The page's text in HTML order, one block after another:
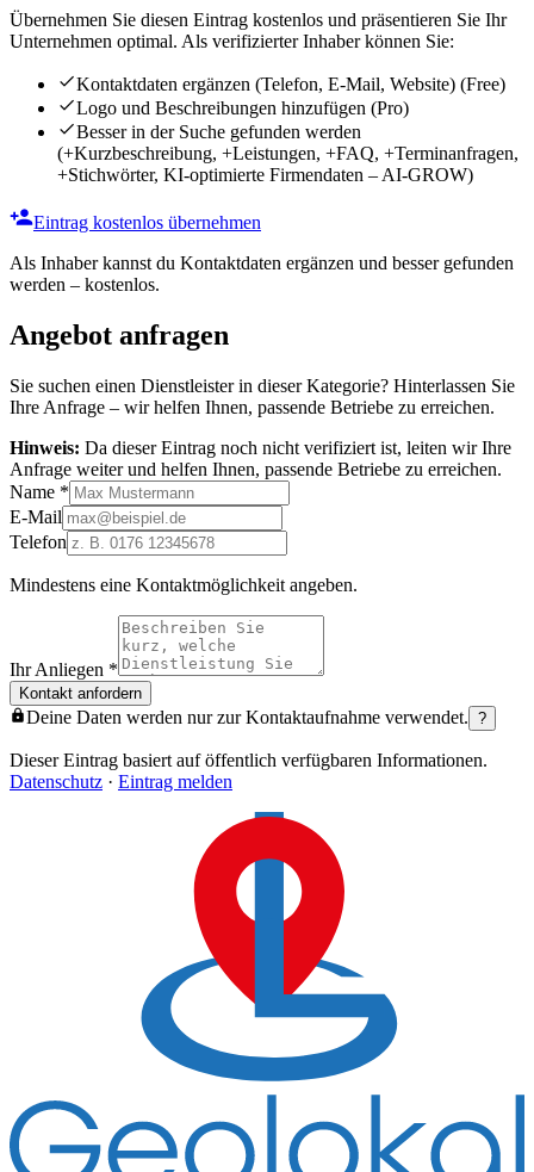
Übernehmen Sie diesen Eintrag kostenlos und präsentieren Sie Ihr
Unternehmen optimal. Als verifizierter Inhaber können Sie:
Kontaktdaten ergänzen (Telefon, E-Mail, Website) (Free)
Logo und Beschreibungen hinzufügen (Pro)
Besser in der Suche gefunden werden
(+Kurzbeschreibung, +Leistungen, +FAQ, +Terminanfragen,
+Stichwörter, KI-optimierte Firmendaten – AI-GROW)
Eintrag kostenlos übernehmen
Als Inhaber kannst du Kontaktdaten ergänzen und besser gefunden
werden – kostenlos.
Angebot anfragen
Sie suchen einen Dienstleister in dieser Kategorie? Hinterlassen Sie
Ihre Anfrage – wir helfen Ihnen, passende Betriebe zu erreichen.
Hinweis: Da dieser Eintrag noch nicht verifiziert ist, leiten wir Ihre
Anfrage weiter und helfen Ihnen, passende Betriebe zu erreichen.
Name *
E-Mail
Telefon
Mindestens eine Kontaktmöglichkeit angeben.
Ihr Anliegen *
Kontakt anfordern
Deine Daten werden nur zur Kontaktaufnahme verwendet. ?
Dieser Eintrag basiert auf öffentlich verfügbaren Informationen.
Datenschutz · Eintrag melden